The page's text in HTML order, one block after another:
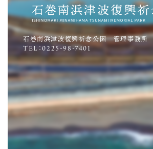
石巻南浜津波復興祈念公園 管理事務所
TEL：0225-98-7401